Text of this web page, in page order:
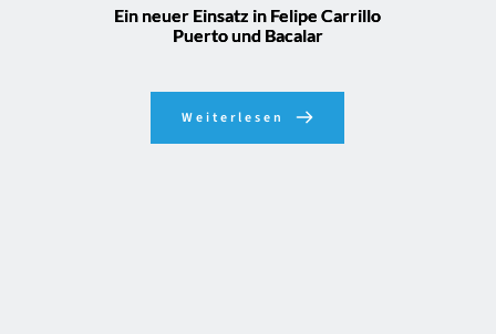
Ein neuer Einsatz in Felipe Carrillo
Puerto und Bacalar
Weiterlesen